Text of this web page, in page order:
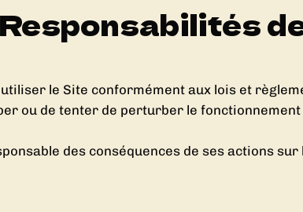
utiliser le Site conformément aux lois et
ou de tenter de perturber le
des conséquences de ses actions